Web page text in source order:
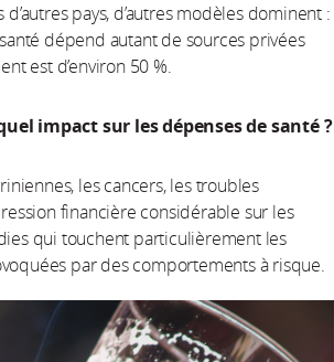
pays, d’autres modèles dominent :
dépend autant de sources privées
est d’environ 50 %.
impact sur les dépenses de santé ?
les cancers, les troubles
financière considérable sur les
qui touchent particulièrement les
par des comportements à risque.